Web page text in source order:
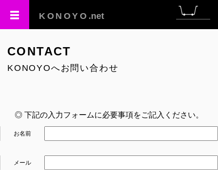
KONOYO .net
CONTACT
KONOYOへお問い合わせ
◎ 下記の入力フォームに必要事項をご記入ください。
お名前
メール